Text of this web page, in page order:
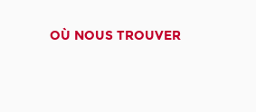
OÙ NOUS TROUVER